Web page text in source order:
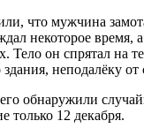
что мужчина
некоторое время,
Тело он спрятал на
неподалёку от
обнаружили
только 12 декабря.